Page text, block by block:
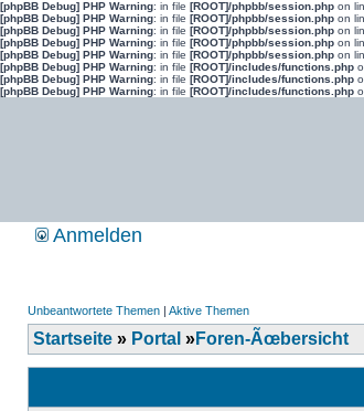
[phpBB Debug] PHP Warning: in file [ROOT]/phpbb/session.php on
[phpBB Debug] PHP Warning: in file [ROOT]/phpbb/session.php on
[phpBB Debug] PHP Warning: in file [ROOT]/phpbb/session.php on
[phpBB Debug] PHP Warning: in file [ROOT]/phpbb/session.php on
[phpBB Debug] PHP Warning: in file [ROOT]/phpbb/session.php on
[phpBB Debug] PHP Warning: in file [ROOT]/includes/functions.php
[phpBB Debug] PHP Warning: in file [ROOT]/includes/functions.php
[phpBB Debug] PHP Warning: in file [ROOT]/includes/functions.php
Anmelden
Unbeantwortete Themen | Aktive Themen
Startseite » Portal »Foren-Ãœbersicht